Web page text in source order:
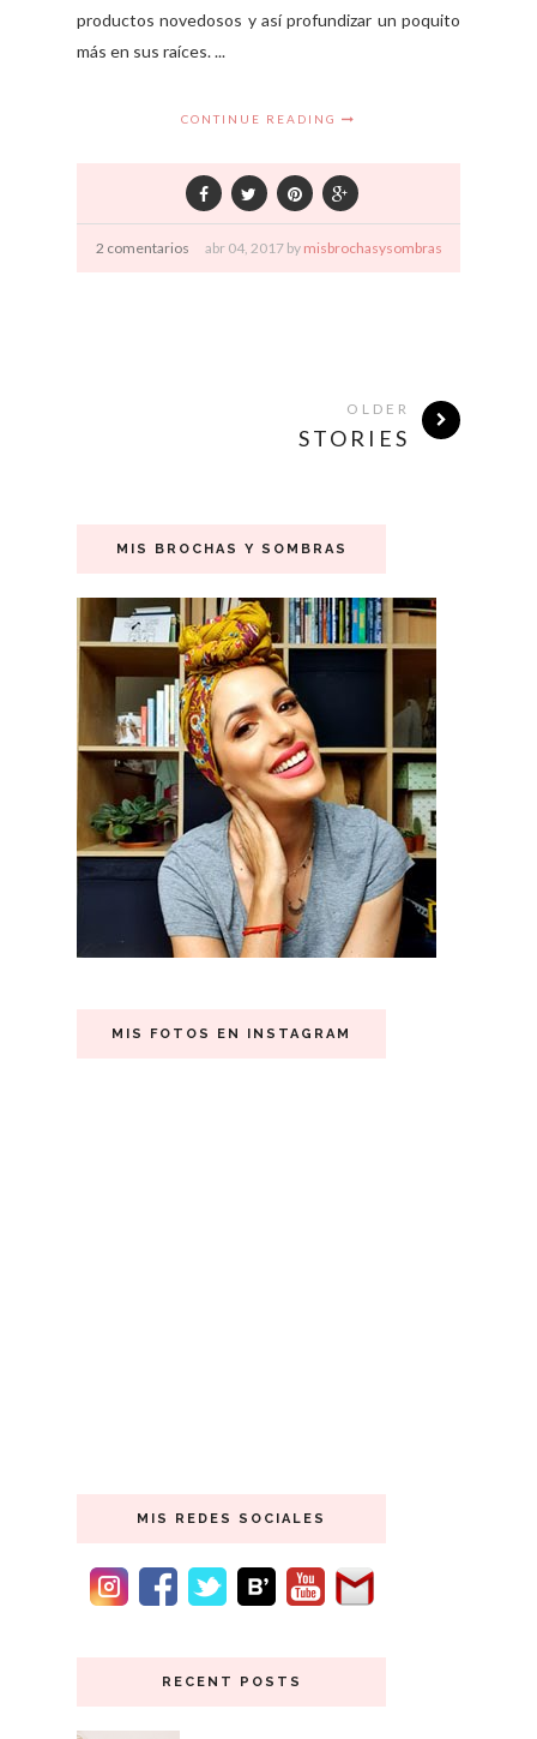
productos novedosos y así profundizar un poquito
más en sus raíces. ...
CONTINUE READING
2 comentarios abr 04, 2017 by misbrochasysombras
OLDER
STORIES
MIS BROCHAS Y SOMBRAS
MIS FOTOS EN INSTAGRAM
MIS REDES SOCIALES
RECENT POSTS